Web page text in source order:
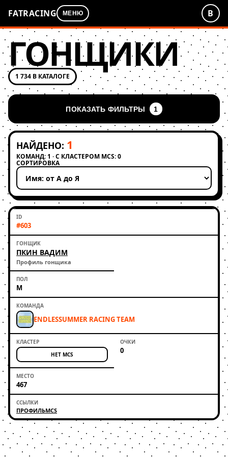
FATRACING МЕНЮ В
ГОНЩИКИ
1 734 В КАТАЛОГЕ
ПОКАЗАТЬ ФИЛЬТРЫ 1
НАЙДЕНО: 1
КОМАНД: 1 · С КЛАСТЕРОМ MCS: 0
СОРТИРОВКА
Применить сортировку
#603
ПКИН ВАДИМ
Профиль гонщика
М
ENDLESSUMMER RACING TEAM
НЕТ MCS 0
467
ПРОФИЛЬMCS